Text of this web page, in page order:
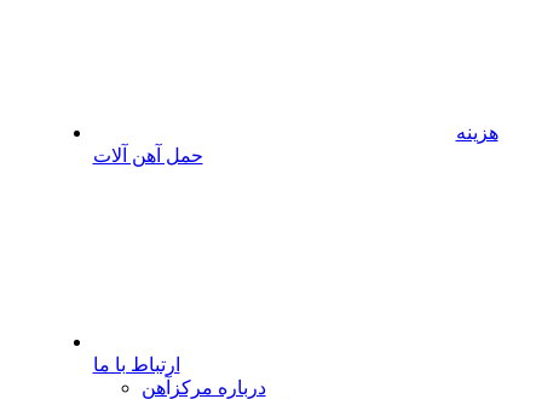
هزینه
حمل آهن آلات
ارتباط با ما
درباره مرکزآهن